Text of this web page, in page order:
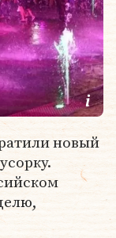
новый